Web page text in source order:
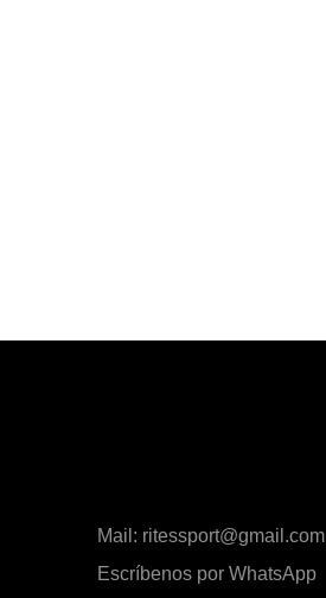
Mail: ritessport@gmail.com
Escríbenos por WhatsApp